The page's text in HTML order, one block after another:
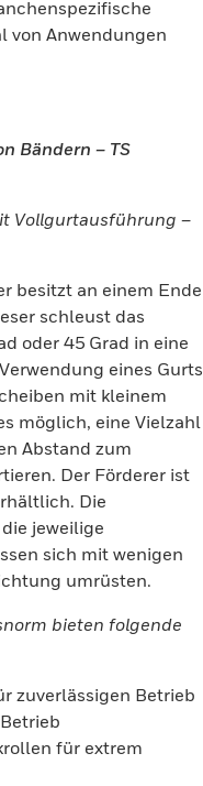
von Anwendungen
Bändern – TS
Vollgurtausführung –
besitzt an einem Ende
schleust das
oder 45 Grad in eine
eines Gurts
mit kleinem
möglich, eine Vielzahl
Abstand zum
Der Förderer ist
Die
jeweilige
sich mit wenigen
umrüsten.
bieten folgende
zuverlässigen Betrieb
für extrem